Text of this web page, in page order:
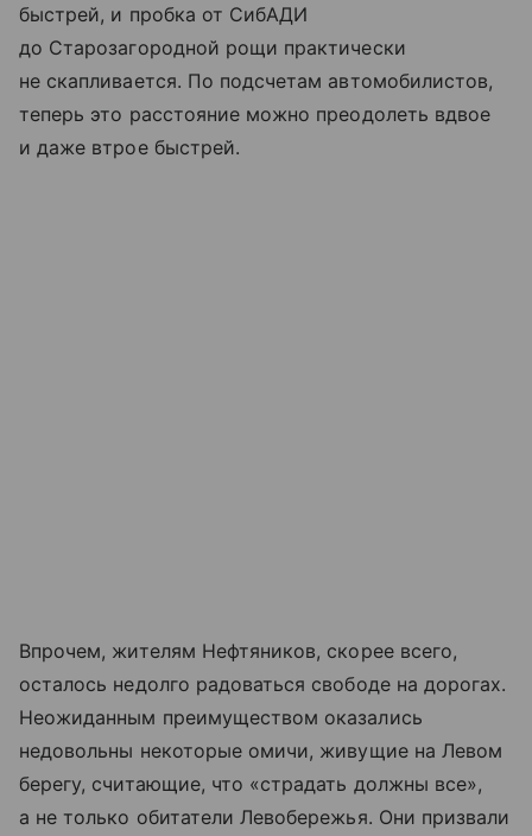
быстрей, и пробка от СибАДИ
до Старозагородной рощи практически
не скапливается. По подсчетам автомобилистов,
теперь это расстояние можно преодолеть вдвое
и даже втрое быстрей.
Впрочем, жителям Нефтяников, скорее всего,
осталось недолго радоваться свободе на дорогах.
Неожиданным преимуществом оказались
недовольны некоторые омичи, живущие на Левом
берегу, считающие, что «страдать должны все»,
а не только обитатели Левобережья. Они призвали